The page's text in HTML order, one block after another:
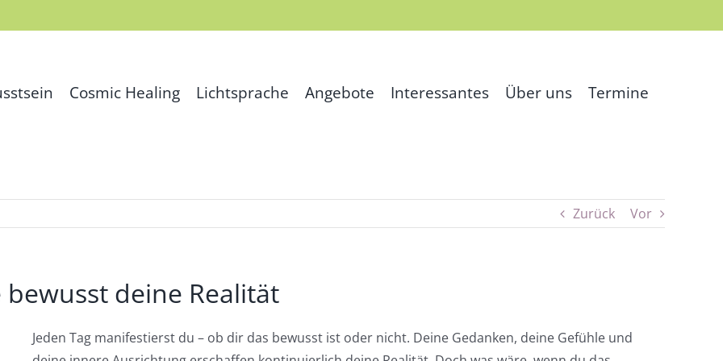
Cosmic Healing Lichtsprache Angebote Interessantes Über uns Termine
Zurück Vor
deine Realität
Jeden Tag manifestierst du – ob dir das bewusst ist oder nicht. Deine Gedanken, deine Gefühle und